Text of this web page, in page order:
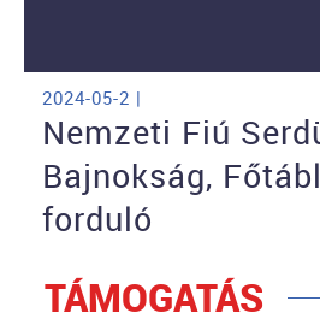
2024-05-2 |
Nemzeti Fiú
Bajnokság,
forduló
TÁMOGATÁS